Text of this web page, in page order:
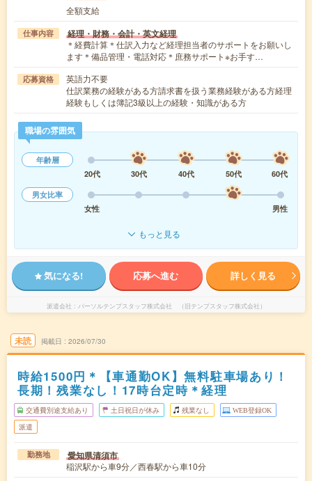
全額支給
仕事内容 経理・財務・会計・英文経理
＊経費計算＊仕訳入力など経理担当者のサポートをお願いし
ます＊備品管理・電話対応＊庶務サポート※お手す…
応募資格
英語力不要
仕訳業務の経験がある方請求書を扱う業務経験がある方経理
経験もしくは簿記3級以上の経験・知識がある方
職場の雰囲気
年齢層
20代
30代 40代 50代
60代
男女比率
女性
男性
もっと見る
気になる! 応募へ進む 詳しく見る
派遣会社 パーソルテンプスタッフ株式会社 （旧テンプスタッフ株式会社）
未読 掲載日 2026/07/30
時給1500円＊【車通勤OK】無料駐車場あり！
長期！残業なし！17時台定時＊経理
交通費別途支給あり 土日祝日が休み 残業なし WEB登録OK
派遣
勤務地 愛知県清須市
稲沢駅から車9分／西春駅から車10分